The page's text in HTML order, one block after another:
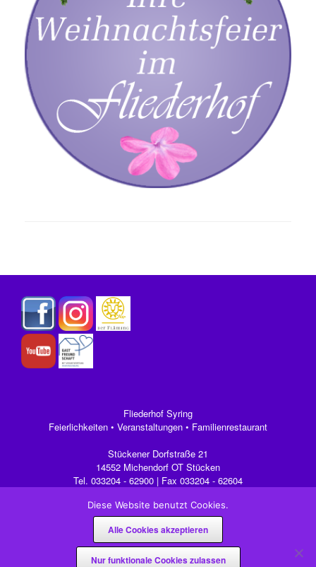
Fliederhof Syring
Feierlichkeiten • Veranstaltungen • Familienrestaurant
Stückener Dorfstraße 21
14552 Michendorf OT Stücken
Tel. 033204 - 62900 | Fax 033204 - 62604
Impressum|Datenschutz
Diese Website benutzt Cookies.
Alle Cookies akzeptieren
Nur funktionale Cookies zulassen